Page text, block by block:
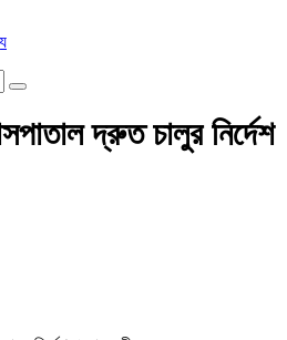
দ্রুত চালুর নির্দেশ